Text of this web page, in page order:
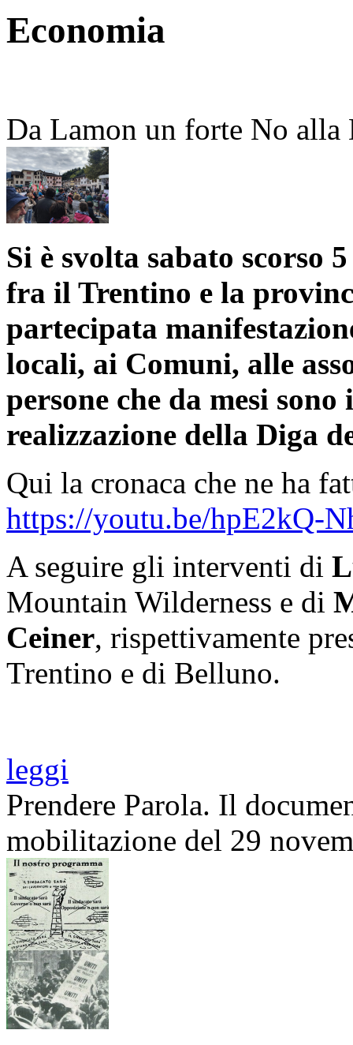
Economia
Da Lamon un forte No alla
Si è svolta sabato scorso
fra il Trentino e la
partecipata
locali, ai Comuni, alle
persone che da mesi
realizzazione della Diga
Qui la cronaca che ne ha
https://youtu.be/hpE2kQ-
A seguire gli interventi di
Mountain Wilderness e di
Ceiner, rispettivamente
Trentino e di Belluno.
leggi
Prendere Parola. Il
mobilitazione del 29